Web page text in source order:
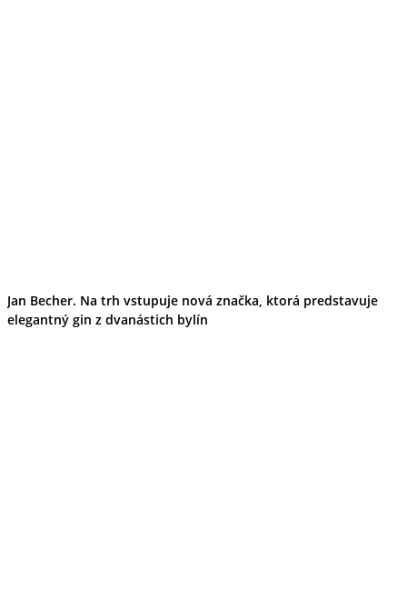
Jan Becher. Na trh vstupuje nová značka, ktorá predstavuje
elegantný gin z dvanástich bylín